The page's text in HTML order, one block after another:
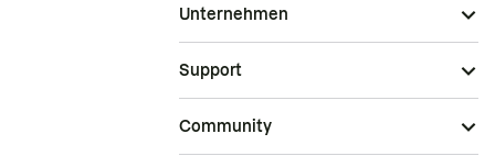
Unternehmen
Support
Community